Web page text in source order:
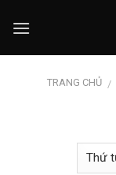
TRANG CHỦ /